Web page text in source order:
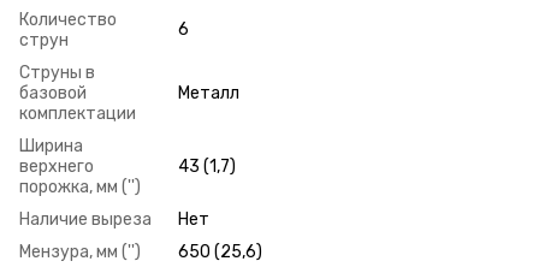
Количество
струн
6
Струны в
базовой
комплектации
Металл
Ширина
верхнего
порожка, мм ('')
43 (1,7)
Наличие выреза
Нет
Мензура, мм ('')
650 (25,6)